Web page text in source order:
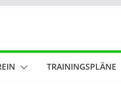
TRAININGSPLÄNE